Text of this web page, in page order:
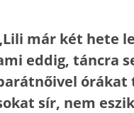
már két hete
eddig, táncra
órákat
sír, nem